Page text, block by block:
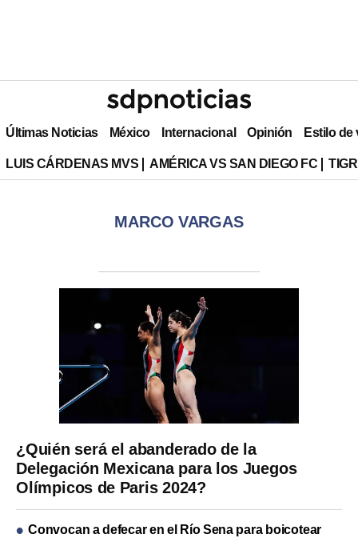
Últimas Noticias México Internacional Opinión Estilo de
LUIS CÁRDENAS MVS AMÉRICA VS SAN DIEGO FC
MARCO VARGAS
¿Quién será el abanderado de la
Delegación Mexicana para los Juegos
Olímpicos de Paris 2024?
Convocan a defecar en el Río Sena para boicotear